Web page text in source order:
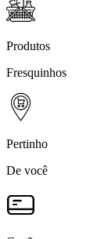
Produtos
Fresquinhos
Pertinho
De você